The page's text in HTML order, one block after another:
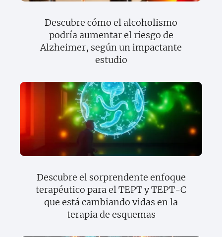
Descubre cómo el alcoholismo
podría aumentar el riesgo de
Alzheimer, según un impactante
estudio
Descubre el sorprendente enfoque
terapéutico para el TEPT y TEPT-C
que está cambiando vidas en la
terapia de esquemas